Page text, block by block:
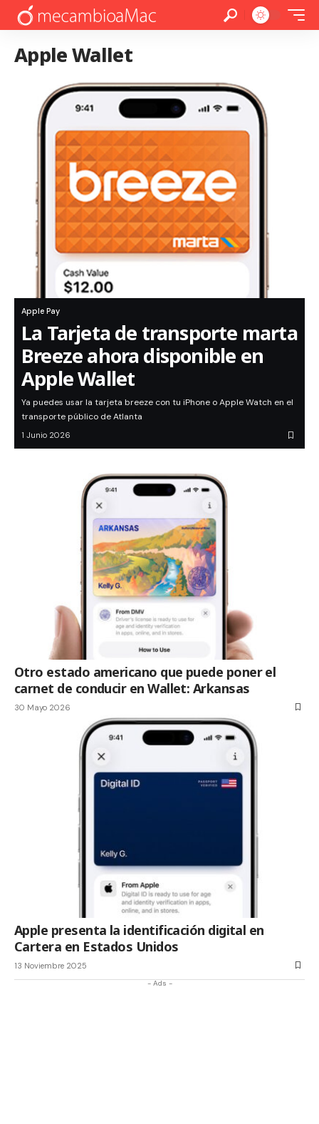
Apple Wallet
Apple Pay
La Tarjeta de transporte marta
Breeze ahora disponible en
Apple Wallet
Ya puedes usar la tarjeta breeze con tu iPhone o Apple Watch en el
transporte público de Atlanta
1 Junio 2026
Otro estado americano que puede poner el
carnet de conducir en Wallet: Arkansas
30 Mayo 2026
Apple presenta la identificación digital en
Cartera en Estados Unidos
13 Noviembre 2025
- Ads -